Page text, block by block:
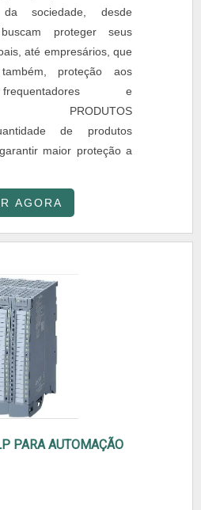
sociedade, desde
proteger seus
até empresários, que
proteção aos
e
PRODUTOS
de produtos
maior proteção a
AGORA
PARA AUTOMAÇÃO